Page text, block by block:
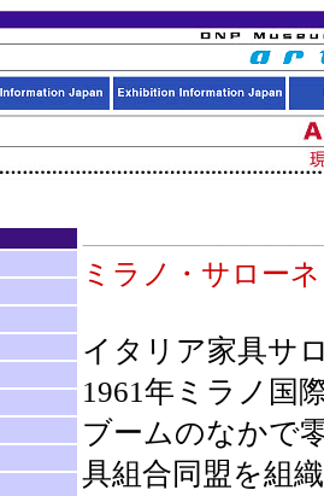
ミラノ・サロー
イタリア家具サ
1961年ミラノ国
ブームのなかで
具組合同盟を組